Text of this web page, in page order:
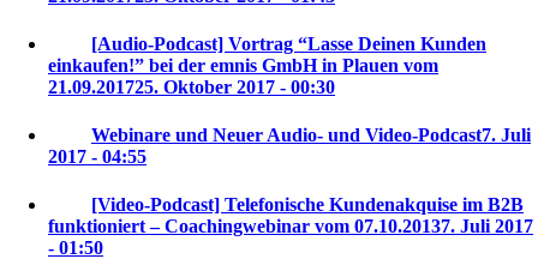
[Audio-Podcast] Vortrag “Lasse Deinen Kunden
einkaufen!” bei der emnis GmbH in Plauen vom
21.09.201725. Oktober 2017 - 00:30
Webinare und Neuer Audio- und Video-Podcast7. Juli
2017 - 04:55
[Video-Podcast] Telefonische Kundenakquise im B2B
funktioniert – Coachingwebinar vom 07.10.20137. Juli 2017
- 01:50